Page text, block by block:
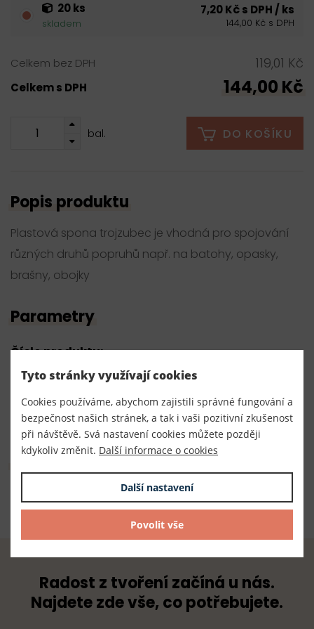
20 ks
skladem
7,20 Kč s DPH / ks
144,00 Kč s DPH
Celkem bez DPH 119,01 Kč
Celkem s DPH 144,00 Kč
bal. DO KOŠÍKU
Popis produktu
Plastová spona trojzubec je vhodná pro spojování
různých druhů popruhů např. na batohy, opasky,
brašny, obojky
Parametry
Číslo produktu:
060044
Dodavatel
TKACZIK s.r.o.
Složení
Radost z tvoření začíná u nás.
Najdete zde vše, co potřebujete.
Tyto stránky využívají cookies
Cookies používáme, abychom zajistili správné fungování a
bezpečnost našich stránek, a tak i vaši pozitivní zkušenost
při návštěvě. Svá nastavení cookies můžete později
kdykoliv změnit. Další informace o cookies
Další nastavení
Povolit vše